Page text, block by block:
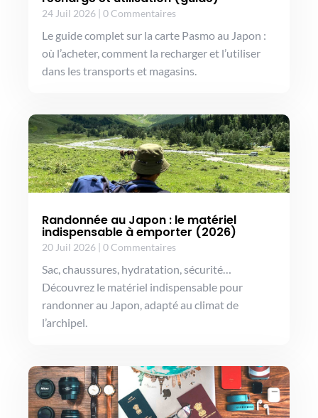
24 Juil 2026 |0 Commentaires
Le guide complet sur la carte Pasmo au Japon :
où l’acheter, comment la recharger et l’utiliser
dans les transports et magasins.
Randonnée au Japon : le matériel
indispensable à emporter (2026)
20 Juil 2026 |0 Commentaires
Sac, chaussures, hydratation, sécurité…
Découvrez le matériel indispensable pour
randonner au Japon, adapté au climat de
l’archipel.